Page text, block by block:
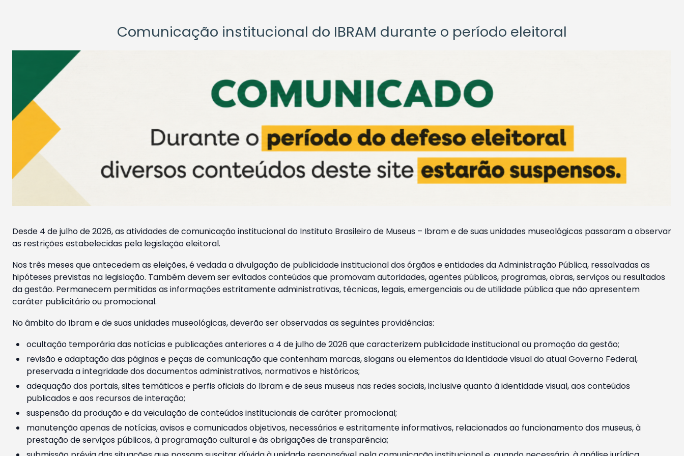
Comunicação institucional do IBRAM durante o período eleitoral
Desde 4 de julho de 2026, as atividades de comunicação institucional do Instituto Brasileiro de Museus – Ibram e de suas unidades museológicas passaram a observar
as restrições estabelecidas pela legislação eleitoral.
Nos três meses que antecedem as eleições, é vedada a divulgação de publicidade institucional dos órgãos e entidades da Administração Pública, ressalvadas as
hipóteses previstas na legislação. Também devem ser evitados conteúdos que promovam autoridades, agentes públicos, programas, obras, serviços ou resultados
da gestão. Permanecem permitidas as informações estritamente administrativas, técnicas, legais, emergenciais ou de utilidade pública que não apresentem
caráter publicitário ou promocional.
No âmbito do Ibram e de suas unidades museológicas, deverão ser observadas as seguintes providências:
ocultação temporária das notícias e publicações anteriores a 4 de julho de 2026 que caracterizem publicidade institucional ou promoção da gestão;
revisão e adaptação das páginas e peças de comunicação que contenham marcas, slogans ou elementos da identidade visual do atual Governo Federal,
preservada a integridade dos documentos administrativos, normativos e históricos;
adequação dos portais, sites temáticos e perfis oficiais do Ibram e de seus museus nas redes sociais, inclusive quanto à identidade visual, aos conteúdos
publicados e aos recursos de interação;
suspensão da produção e da veiculação de conteúdos institucionais de caráter promocional;
manutenção apenas de notícias, avisos e comunicados objetivos, necessários e estritamente informativos, relacionados ao funcionamento dos museus, à
prestação de serviços públicos, à programação cultural e às obrigações de transparência;